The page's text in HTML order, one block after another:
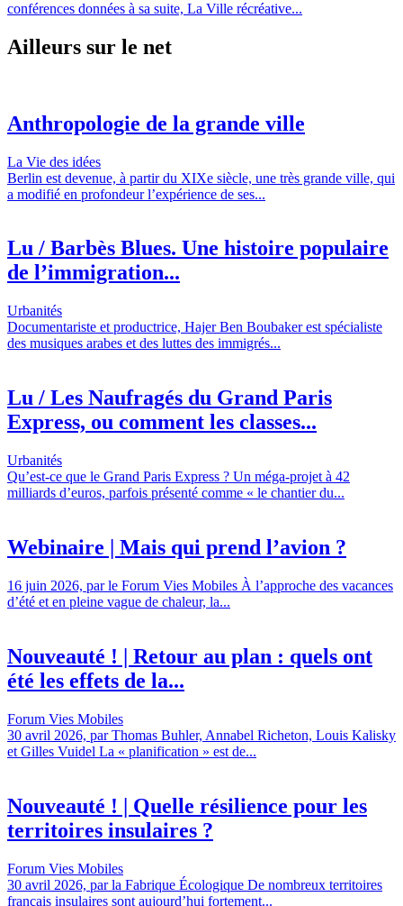
conférences données à sa suite, La Ville récréative...
Ailleurs sur le net
Anthropologie de la grande ville
La Vie des idées
Berlin est devenue, à partir du XIXe siècle, une très grande ville, qui
a modifié en profondeur l’expérience de ses...
Lu / Barbès Blues. Une histoire populaire
de l’immigration...
Urbanités
Documentariste et productrice, Hajer Ben Boubaker est spécialiste
des musiques arabes et des luttes des immigrés...
Lu / Les Naufragés du Grand Paris
Express, ou comment les classes...
Urbanités
Qu’est-ce que le Grand Paris Express ? Un méga-projet à 42
milliards d’euros, parfois présenté comme « le chantier du...
Webinaire | Mais qui prend l’avion ?
16 juin 2026, par le Forum Vies Mobiles À l’approche des vacances
d’été et en pleine vague de chaleur, la...
Nouveauté ! | Retour au plan : quels ont
été les effets de la...
Forum Vies Mobiles
30 avril 2026, par Thomas Buhler, Annabel Richeton, Louis Kalisky
et Gilles Vuidel La « planification » est de...
Nouveauté ! | Quelle résilience pour les
territoires insulaires ?
Forum Vies Mobiles
30 avril 2026, par la Fabrique Écologique De nombreux territoires
français insulaires sont aujourd’hui fortement...